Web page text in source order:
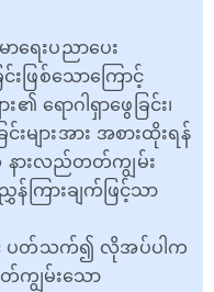
ေးပညာပေး
းဖြစ်သောကြောင့်
၏ ရောဂါရှာဖွေခြင်း၊
များအား အစားထိုးရန်
နားလည်တတ်ကျွမ်း
န်ကြားချက်ဖြင့်သာ
နှင့် ပတ်သက်၍ လိုအပ်ပါက
ျွမ်းသော